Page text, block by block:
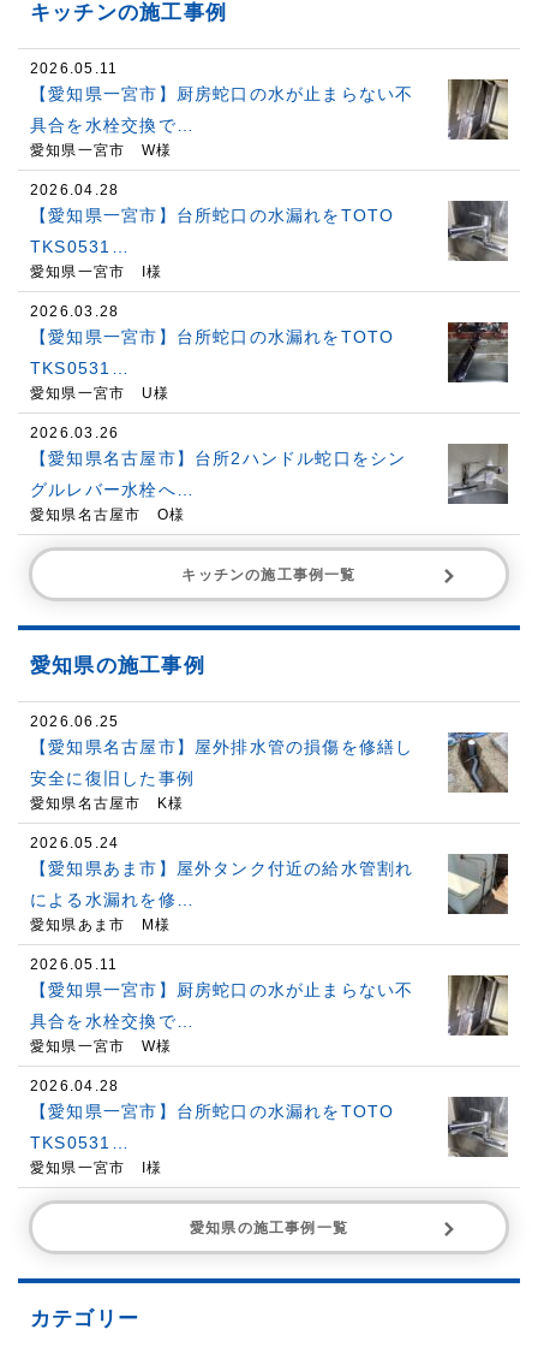
キッチンの施工事例
2026.05.11
【愛知県一宮市】厨房蛇口の水が止まらない不
具合を水栓交換で…
愛知県一宮市 W様
2026.04.28
【愛知県一宮市】台所蛇口の水漏れをTOTO
TKS0531…
愛知県一宮市 I様
2026.03.28
【愛知県一宮市】台所蛇口の水漏れをTOTO
TKS0531…
愛知県一宮市 U様
2026.03.26
【愛知県名古屋市】台所2ハンドル蛇口をシン
グルレバー水栓へ…
愛知県名古屋市 O様
キッチンの施工事例一覧
愛知県の施工事例
2026.06.25
【愛知県名古屋市】屋外排水管の損傷を修繕し
安全に復旧した事例
愛知県名古屋市 K様
2026.05.24
【愛知県あま市】屋外タンク付近の給水管割れ
による水漏れを修…
愛知県あま市 M様
2026.05.11
【愛知県一宮市】厨房蛇口の水が止まらない不
具合を水栓交換で…
愛知県一宮市 W様
2026.04.28
【愛知県一宮市】台所蛇口の水漏れをTOTO
TKS0531…
愛知県一宮市 I様
愛知県の施工事例一覧
カテゴリー